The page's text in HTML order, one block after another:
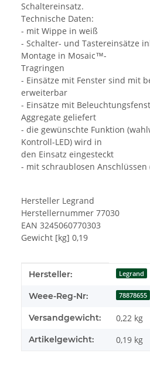
Schaltereinsatz.
Technische Daten:
- mit Wippe in weiß
- Schalter- und Tastereinsätze
Montage in Mosaic™-
Tragringen
- Einsätze mit Fenster sind mit
erweiterbar
- Einsätze mit
Aggregate geliefert
- die gewünschte Funktion
Kontroll-LED) wird in
den Einsatz eingesteckt
- mit schraublosen Anschlüssen
Hersteller Legrand
Herstellernummer 77030
EAN 3245060770303
Gewicht [kg] 0,19
Produkteigenschaft
Wert
Hersteller: Legrand
Weee-Reg-Nr: 78878655
Versandgewicht: 0,22 kg
Artikelgewicht: 0,19 kg